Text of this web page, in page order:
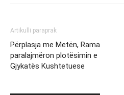
Artikulli paraprak
Përplasja me Metën, Rama
paralajmëron plotësimin e
Gjykatës Kushtetuese